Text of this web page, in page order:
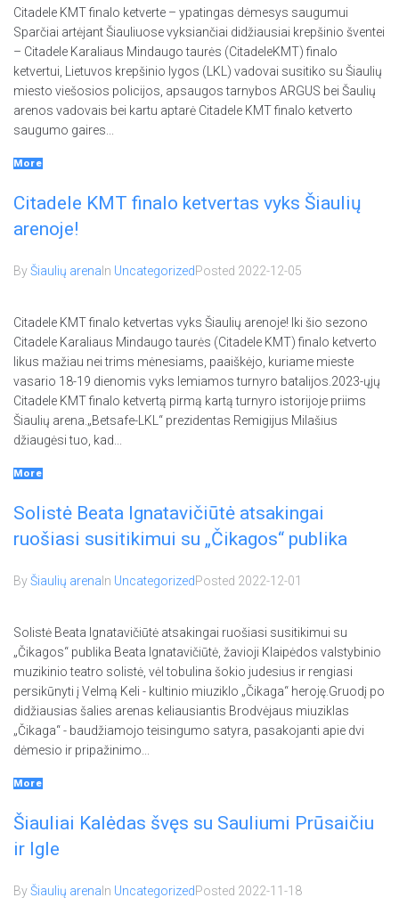
Citadele KMT finalo ketverte – ypatingas dėmesys saugumui
Sparčiai artėjant Šiauliuose vyksiančiai didžiausiai krepšinio šventei
– Citadele Karaliaus Mindaugo taurės (CitadeleKMT) finalo
ketvertui, Lietuvos krepšinio lygos (LKL) vadovai susitiko su Šiaulių
miesto viešosios policijos, apsaugos tarnybos ARGUS bei Šaulių
arenos vadovais bei kartu aptarė Citadele KMT finalo ketverto
saugumo gaires...
More
Citadele KMT finalo ketvertas vyks Šiaulių
arenoje!
ByŠiaulių arena In UncategorizedPosted 2022-12-05
Citadele KMT finalo ketvertas vyks Šiaulių arenoje! Iki šio sezono
Citadele Karaliaus Mindaugo taurės (Citadele KMT) finalo ketverto
likus mažiau nei trims mėnesiams, paaiškėjo, kuriame mieste
vasario 18-19 dienomis vyks lemiamos turnyro batalijos.2023-­ųjų
Citadele KMT finalo ketvertą pirmą kartą turnyro istorijoje priims
Šiaulių arena.„Betsafe-LKL“ prezidentas Remigijus Milašius
džiaugėsi tuo, kad...
More
Solistė Beata Ignatavičiūtė atsakingai
ruošiasi susitikimui su „Čikagos“ publika
ByŠiaulių arena In UncategorizedPosted 2022-12-01
Solistė Beata Ignatavičiūtė atsakingai ruošiasi susitikimui su
„Čikagos“ publika Beata Ignatavičiūtė, žavioji Klaipėdos valstybinio
muzikinio teatro solistė, vėl tobulina šokio judesius ir rengiasi
persikūnyti į Velmą Keli - kultinio miuziklo „Čikaga“ heroję.Gruodį po
didžiausias šalies arenas keliausiantis Brodvėjaus miuziklas
„Čikaga“ - baudžiamojo teisingumo satyra, pasakojanti apie dvi
dėmesio ir pripažinimo...
More
Šiauliai Kalėdas švęs su Sauliumi Prūsaičiu
ir Igle
ByŠiaulių arena In UncategorizedPosted 2022-11-18